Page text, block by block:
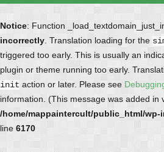
Notice: Function
incorrectly . Translation loading for the
triggered too early. This is usually an
plugin or theme running too early.
init action or later. Please see
information. (This message was added in
/home/mappaintercult/public_html/
line 6170